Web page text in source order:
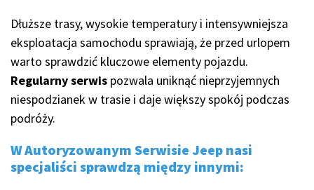
Dłuższe trasy, wysokie temperatury i intensywniejsza
eksploatacja samochodu sprawiają, że przed urlopem
warto sprawdzić kluczowe elementy pojazdu.
Regularny serwis pozwala uniknąć nieprzyjemnych
niespodzianek w trasie i daje większy spokój podczas
podróży.
WAutoryzowanym Serwisie Jeep nasi
specjaliści sprawdzą między innymi: